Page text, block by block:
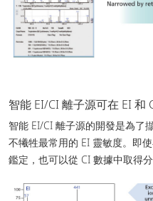
智能 EI/CI 離子源可在 EI 和
智能 EI/CI 離子源的開發是為了
不犧牲最常用的 EI 靈敏度。即
鑑定，也可以從 CI 數據中取得